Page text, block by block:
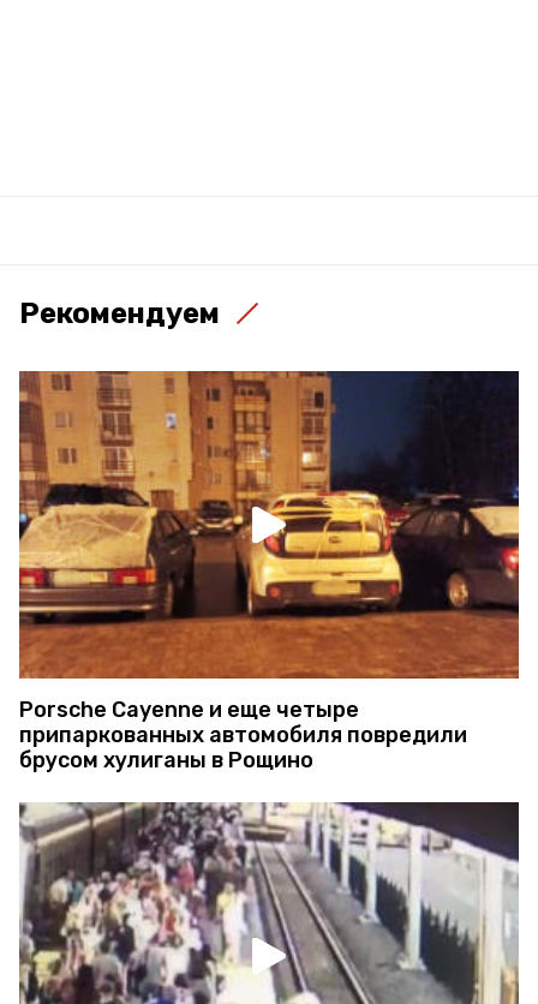
Рекомендуем
Porsche Cayenne и еще четыре
припаркованных автомобиля повредили
брусом хулиганы в Рощино